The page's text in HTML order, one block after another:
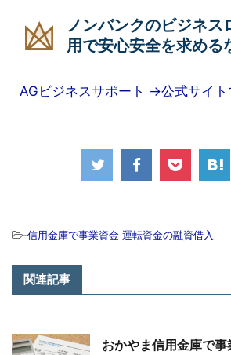
ノンバンクのビジネス
用で安心安全を求める
AGビジネスサポート →公式サイト
-信用金庫で事業資金 運転資金の融資借入
関連記事
おかやま信用金庫で